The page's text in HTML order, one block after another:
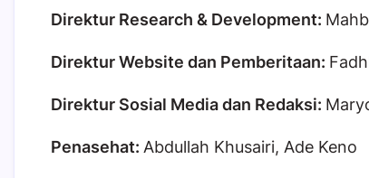
Direktur Research & Development:
Direktur Website dan Pemberitaan:
Direktur Sosial Media dan Redaksi:
Penasehat: Abdullah Khusairi, Ade Keno